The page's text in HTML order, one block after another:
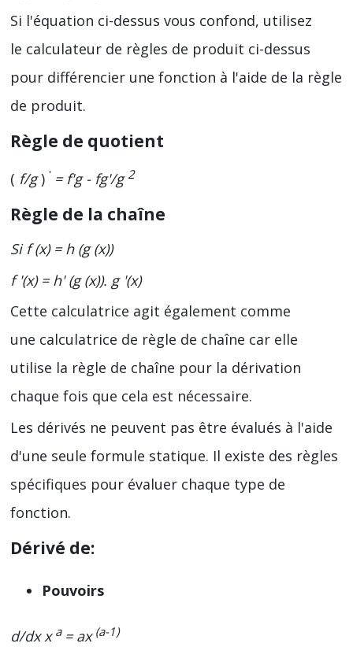
Si l'équation ci-dessus vous confond, utilisez
le calculateur de règles de produit ci-dessus
pour différencier une fonction à l'aide de la règle
de produit.
Règle de quotient
( f/g) ' = f'g - fg'/g 2
Règle de la chaîne
Si f (x) = h (g (x))
f '(x) = h' (g (x)). g '(x)
Cette calculatrice agit également comme
une calculatrice de règle de chaîne car elle
utilise la règle de chaîne pour la dérivation
chaque fois que cela est nécessaire.
Les dérivés ne peuvent pas être évalués à l'aide
d'une seule formule statique. Il existe des règles
spécifiques pour évaluer chaque type de
fonction.
Dérivé de:
Pouvoirs
d/dx x a = ax (a-1)